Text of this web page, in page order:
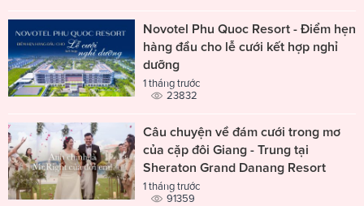
Novotel Phu Quoc Resort - Điểm hẹn
hàng đầu cho lễ cưới kết hợp nghỉ
dưỡng
1 tháng trước
23832
Câu chuyện về đám cưới trong mơ
của cặp đôi Giang - Trung tại
Sheraton Grand Danang Resort
1 tháng trước
91359